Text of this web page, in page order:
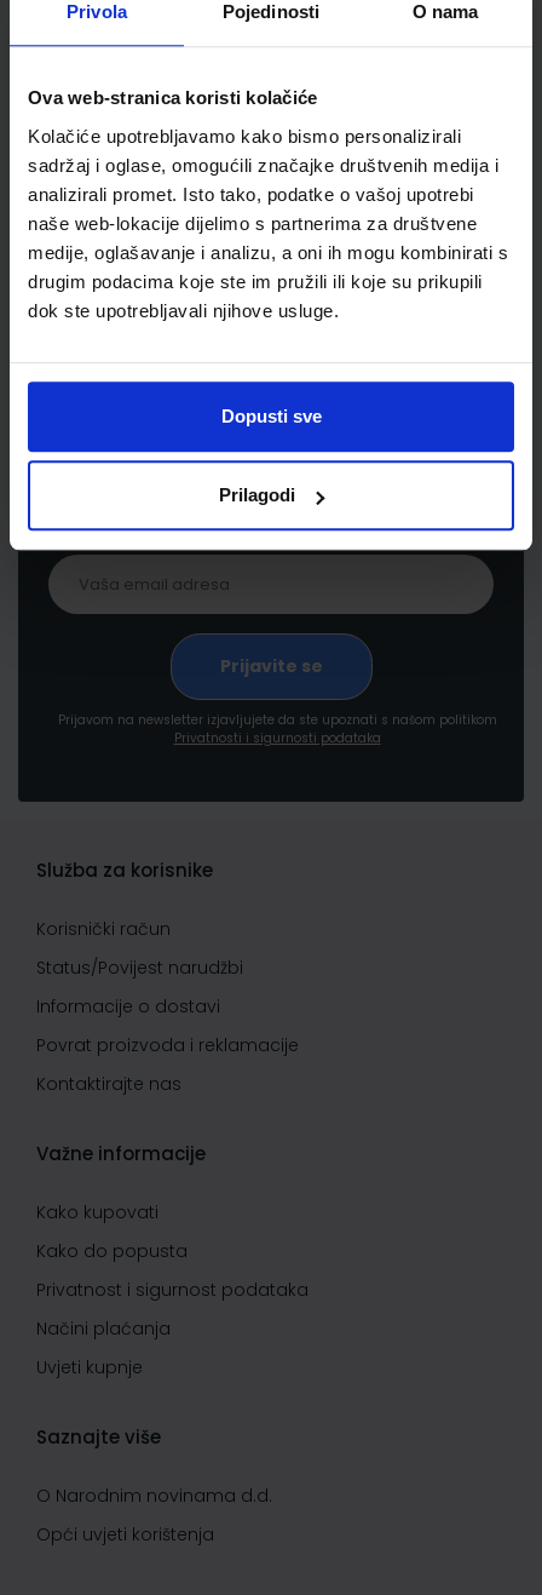
Privola Pojedinosti O nama
Ova web-stranica koristi kolačiće
Kolačiće upotrebljavamo kako bismo personalizirali
sadržaj i oglase, omogućili značajke društvenih medija i
analizirali promet. Isto tako, podatke o vašoj upotrebi
naše web-lokacije dijelimo s partnerima za društvene
medije, oglašavanje i analizu, a oni ih mogu kombinirati s
drugim podacima koje ste im pružili ili koje su prikupili
dok ste upotrebljavali njihove usluge.
Dopusti sve
Prilagodi
Nastavni predmet
GEOGRAFIJA
Newsletter prijava
Prijavite se kako bi primali informacije o novim
proizvodima i uslugama, akcijama i drugim
pogodnostima
Prijavom na newsletter izjavljujete da ste upoznati s našom politikom
Privatnosti i sigurnosti podataka
Služba za korisnike
Korisnički račun
Status/Povijest narudžbi
Informacije o dostavi
Povrat proizvoda i reklamacije
Kontaktirajte nas
Važne informacije
Kako kupovati
Kako do popusta
Privatnost i sigurnost podataka
Načini plaćanja
Uvjeti kupnje
Saznajte više
O Narodnim novinama d.d.
Opći uvjeti korištenja